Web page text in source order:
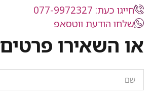
חייגו כעת: 077-9972327
שלחו הודעת ווטסאפ
או השאירו פרטים